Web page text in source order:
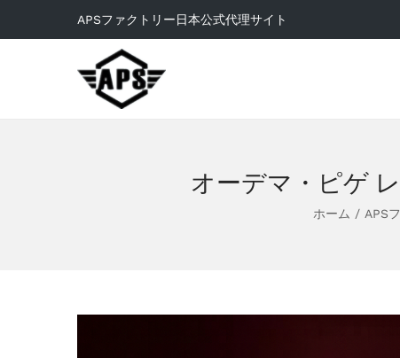
APSファクトリー日本公式代理サイト
オーデマ・ピゲ
ホーム / APS